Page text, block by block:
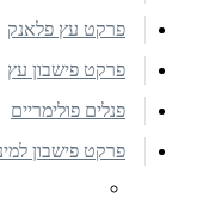
פרקט עץ פלאנק
פרקט פישבון עץ
פנלים פולימריים
פרקט פישבון